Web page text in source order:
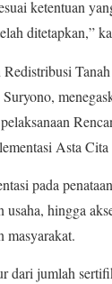
ketentuan
ditetapkan,”
Asta
pada
hingga
masyarakat.
dari jumlah